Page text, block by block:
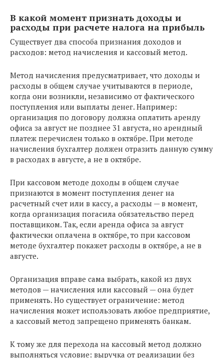
В какой момент признать доходы и
расходы при расчете налога на прибыль
Существует два способа признания доходов и
расходов: метод начисления и кассовый метод.
Метод начисления предусматривает, что доходы и
расходы в общем случае учитываются в периоде,
когда они возникли, независимо от фактического
поступления или выплаты денег. Например:
организация по договору должна оплатить аренду
офиса за август не позднее 31 августа, но арендный
платеж перечислен только в октябре. При методе
начисления бухгалтер должен отразить данную сумму
в расходах в августе, а не в октябре.
При кассовом методе доходы в общем случае
признаются в момент поступления денег на
расчетный счет или в кассу, а расходы — в момент,
когда организация погасила обязательство перед
поставщиком. Так, если аренда офиса за август
фактически оплачена в октябре, то при кассовом
методе бухгалтер покажет расходы в октябре, а не в
августе.
Организация вправе сама выбрать, какой из двух
методов — начисления или кассовый — она будет
применять. Но существует ограничение: метод
начисления может использовать любое предприятие,
а кассовый метод запрещено применять банкам.
К тому же для перехода на кассовый метод должно
выполняться условие: выручка от реализации без